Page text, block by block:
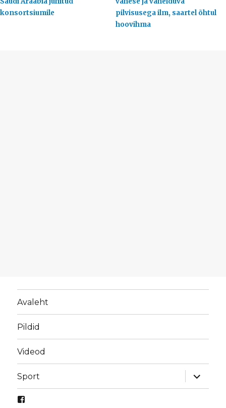
konsortsiumile
pilvisusega ilm, saartel õhtul
hoovihma
Avaleht
Pildid
Videod
Sport
laienda